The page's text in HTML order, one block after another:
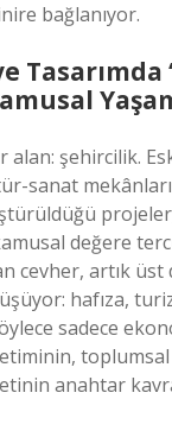
bağlanıyor.
Tasarımda
alan: şehircilik.
sanat
projeler,
değere
cevher, artık
hafıza,
sadece
toplumsal
anahtar